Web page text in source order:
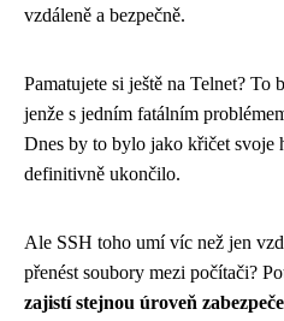
vzdáleně a bezpečně.
Pamatujete si ještě na Telnet?
jenže s jedním fatálním
Dnes by to bylo jako křičet svoje
definitivně ukončilo.
Ale SSH toho umí víc než jen
přenést soubory mezi počítači?
zajistí stejnou úroveň